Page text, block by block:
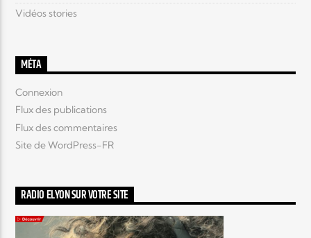
Vidéos stories
MÉTA
Connexion
Flux des publications
Flux des commentaires
Site de WordPress-FR
RADIO ELYON SUR VOTRE SITE